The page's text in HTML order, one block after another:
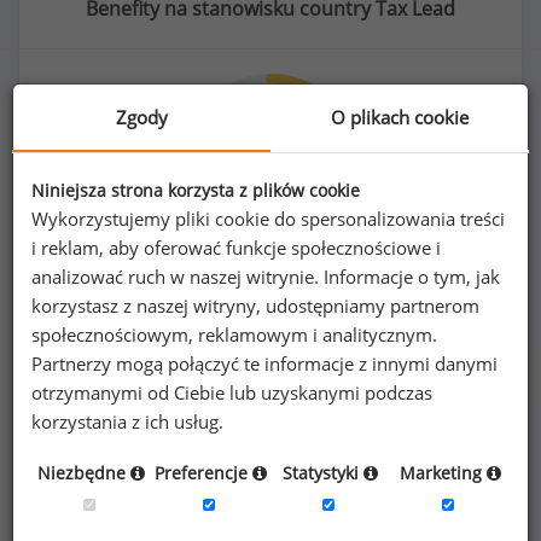
Benefity na stanowisku country Tax Lead
72%
ubezpieczenie na życie/NNW
Poszukujesz szczegółowych danych o
wynagrodzeniachcountry Tax Lead
lub na
innych stanowiskach?
Zgody O plikach cookie
Niniejsza strona korzysta z plików cookie
Wykorzystujemy pliki cookie do spersonalizowania treści
i reklam, aby oferować funkcje społecznościowe i
analizować ruch w naszej witrynie. Informacje o tym, jak
korzystasz z naszej witryny, udostępniamy partnerom
społecznościowym, reklamowym i analitycznym.
Partnerzy mogą połączyć te informacje z innymi danymi
otrzymanymi od Ciebie lub uzyskanymi podczas
korzystania z ich usług.
Niezbędne Preferencje Statystyki Marketing